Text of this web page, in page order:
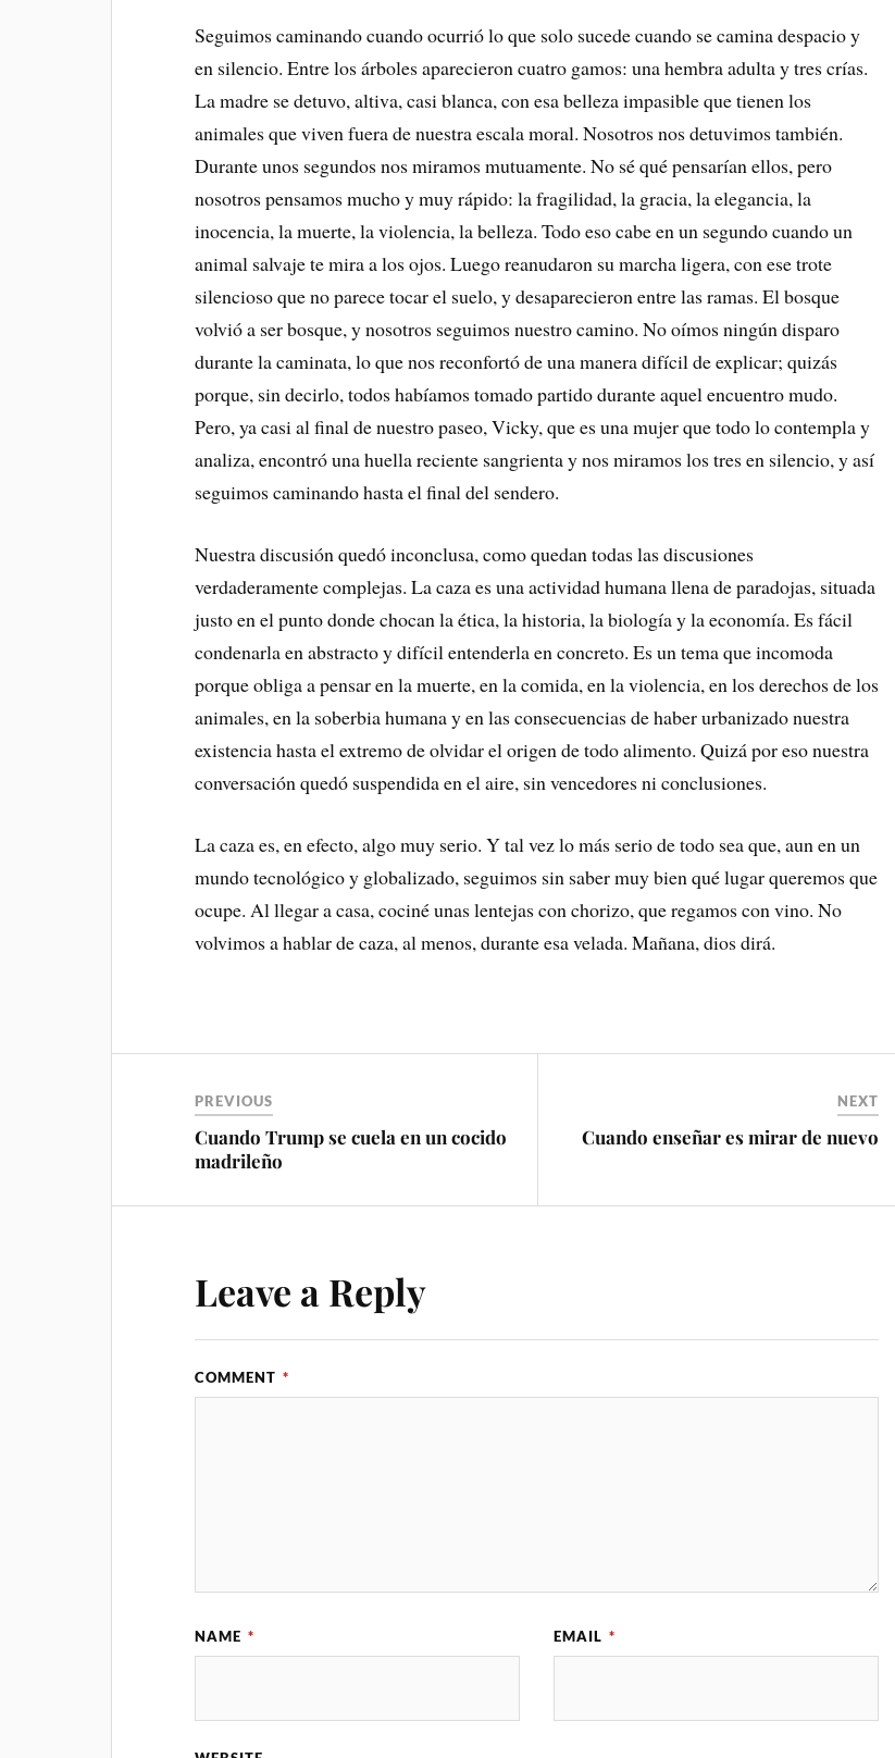
Seguimos caminando cuando ocurrió lo que solo sucede cuando se camina despacio y
en silencio. Entre los árboles aparecieron cuatro gamos: una hembra adulta y tres crías.
La madre se detuvo, altiva, casi blanca, con esa belleza impasible que tienen los
animales que viven fuera de nuestra escala moral. Nosotros nos detuvimos también.
Durante unos segundos nos miramos mutuamente. No sé qué pensarían ellos, pero
nosotros pensamos mucho y muy rápido: la fragilidad, la gracia, la elegancia, la
inocencia, la muerte, la violencia, la belleza. Todo eso cabe en un segundo cuando un
animal salvaje te mira a los ojos. Luego reanudaron su marcha ligera, con ese trote
silencioso que no parece tocar el suelo, y desaparecieron entre las ramas. El bosque
volvió a ser bosque, y nosotros seguimos nuestro camino. No oímos ningún disparo
durante la caminata, lo que nos reconfortó de una manera difícil de explicar; quizás
porque, sin decirlo, todos habíamos tomado partido durante aquel encuentro mudo.
Pero, ya casi al final de nuestro paseo, Vicky, que es una mujer que todo lo contempla y
analiza, encontró una huella reciente sangrienta y nos miramos los tres en silencio, y así
seguimos caminando hasta el final del sendero.
Nuestra discusión quedó inconclusa, como quedan todas las discusiones
verdaderamente complejas. La caza es una actividad humana llena de paradojas, situada
justo en el punto donde chocan la ética, la historia, la biología y la economía. Es fácil
condenarla en abstracto y difícil entenderla en concreto. Es un tema que incomoda
porque obliga a pensar en la muerte, en la comida, en la violencia, en los derechos de los
animales, en la soberbia humana y en las consecuencias de haber urbanizado nuestra
existencia hasta el extremo de olvidar el origen de todo alimento. Quizá por eso nuestra
conversación quedó suspendida en el aire, sin vencedores ni conclusiones.
La caza es, en efecto, algo muy serio. Y tal vez lo más serio de todo sea que, aun en un
mundo tecnológico y globalizado, seguimos sin saber muy bien qué lugar queremos que
ocupe. Al llegar a casa, cociné unas lentejas con chorizo, que regamos con vino. No
volvimos a hablar de caza, al menos, durante esa velada. Mañana, dios dirá.
PREVIOUS
Cuando Trump se cuela en un cocido
madrileño
NEXT
Cuando enseñar es mirar de nuevo
Leave a Reply
COMMENT *
NAME * EMAIL *